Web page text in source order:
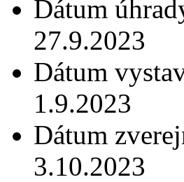
Dátum
27.9.2023
Dátum
1.9.2023
Dátum
3.10.2023